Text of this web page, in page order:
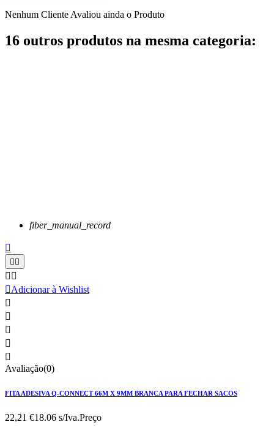
Nenhum Cliente Avaliou ainda o Produto
16 outros produtos na mesma categoria:
fiber_manual_record

 
 
Adicionar à Wishlist





Avaliação(0)
FITA ADESIVA Q-CONNECT 66M X 9MM BRANCA PARA FECHAR SACOS
22,21 €18.06 s/Iva.Preço